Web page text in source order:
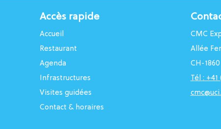
Accès rapide
Accueil
Restaurant
Agenda
Infrastructures
Visites guidées
Contact & horaires
CMC
Allée
CH-
Tél : +41